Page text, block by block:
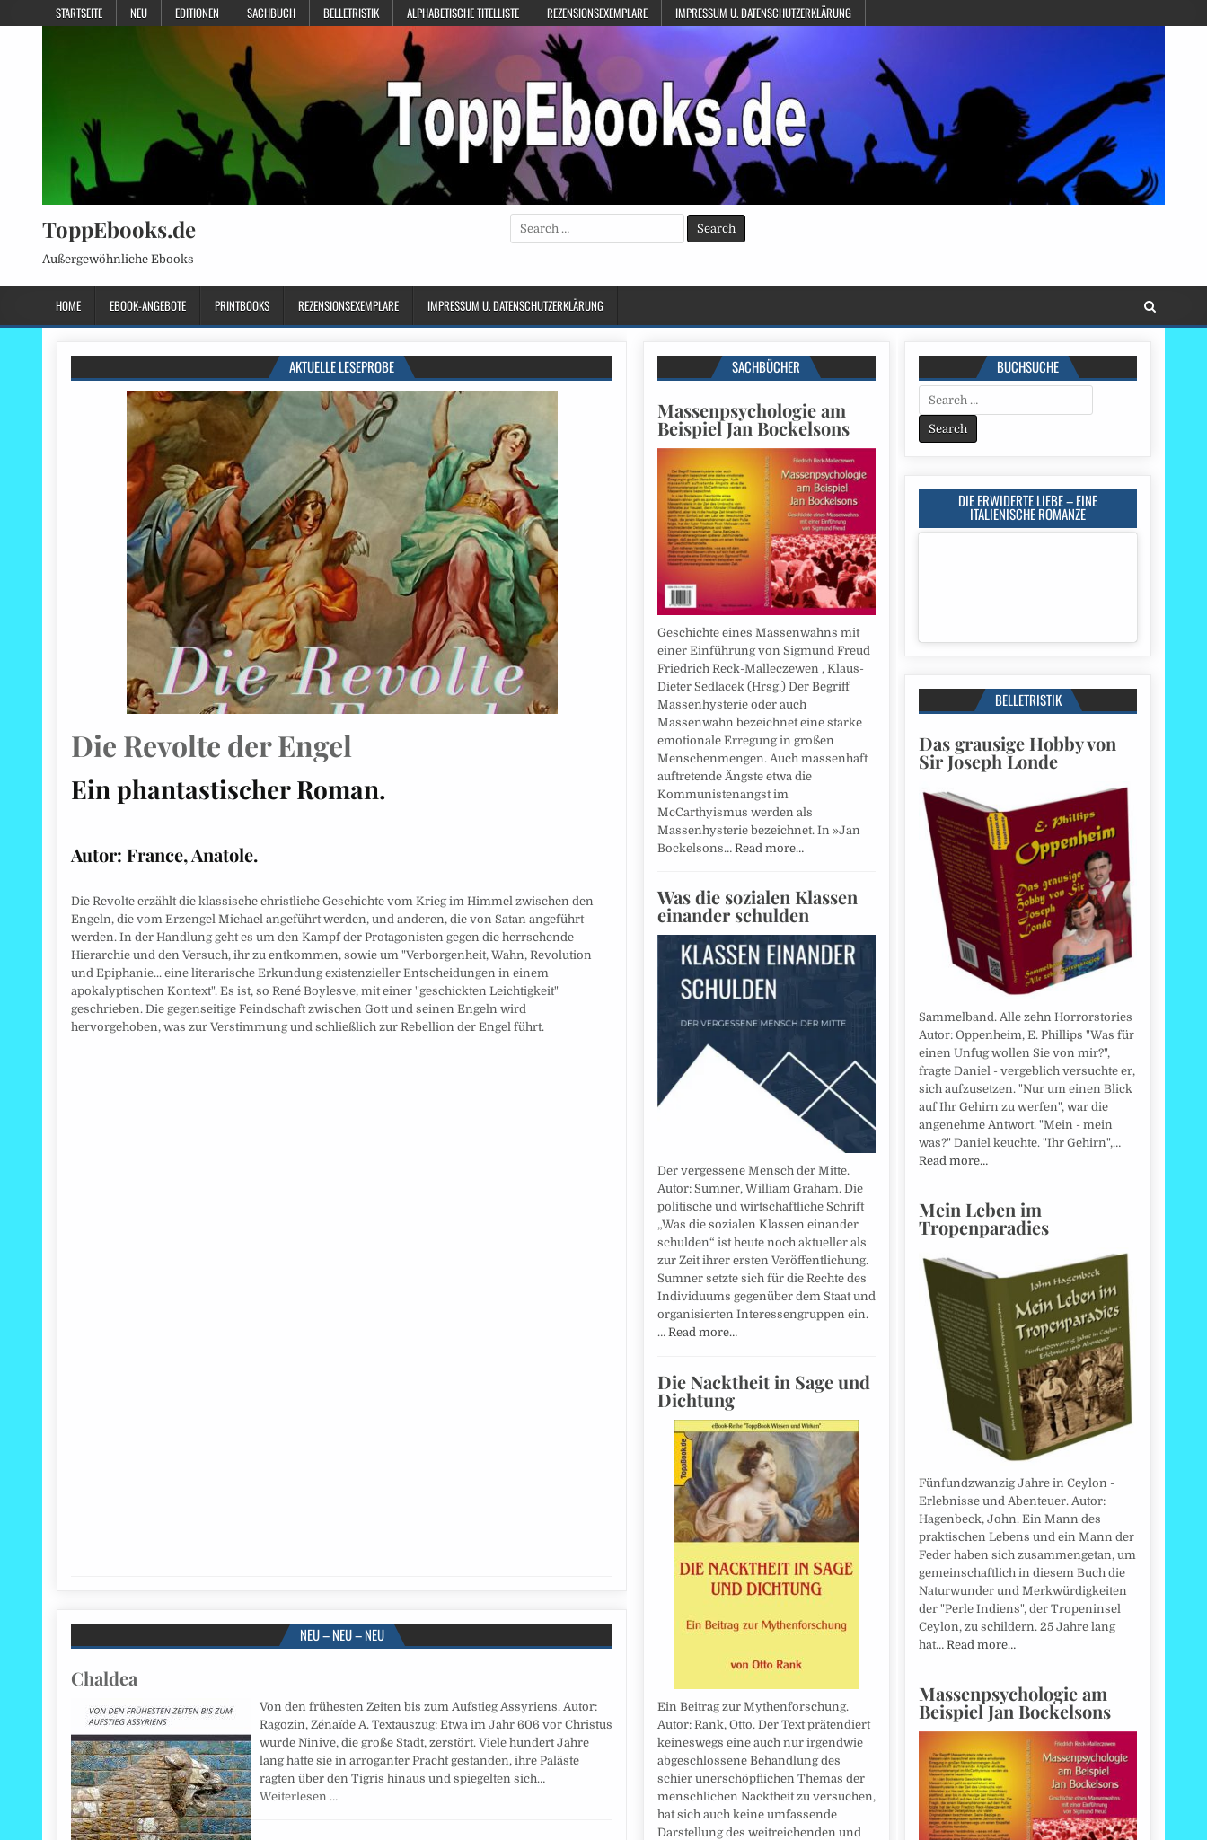
STARTSEITE NEU EDITIONEN SACHBUCH BELLETRISTIK ALPHABETISCHE TITELLISTE REZENSIONSEXEMPLARE IMPRESSUM U. DATENSCHUTZERKLÄRUNG
ToppEbooks.de
Außergewöhnliche Ebooks
Search
for:
HOME EBOOK-ANGEBOTE PRINTBOOKS REZENSIONSEXEMPLARE IMPRESSUM U. DATENSCHUTZERKLÄRUNG
AKTUELLE LESEPROBE
Die Revolte der Engel
Ein phantastischer Roman.
Autor: France, Anatole.
Die Revolte erzählt die klassische christliche Geschichte vom Krieg im Himmel zwischen den
Engeln, die vom Erzengel Michael angeführt werden, und anderen, die von Satan angeführt
werden. In der Handlung geht es um den Kampf der Protagonisten gegen die herrschende
Hierarchie und den Versuch, ihr zu entkommen, sowie um "Verborgenheit, Wahn, Revolution
und Epiphanie... eine literarische Erkundung existenzieller Entscheidungen in einem
apokalyptischen Kontext". Es ist, so René Boylesve, mit einer "geschickten Leichtigkeit"
geschrieben. Die gegenseitige Feindschaft zwischen Gott und seinen Engeln wird
hervorgehoben, was zur Verstimmung und schließlich zur Rebellion der Engel führt.
NEU – NEU – NEU
Chaldea
Von den frühesten Zeiten bis zum Aufstieg Assyriens. Autor:
Ragozin, Zénaïde A. Textauszug: Etwa im Jahr 606 vor Christus
wurde Ninive, die große Stadt, zerstört. Viele hundert Jahre
lang hatte sie in arroganter Pracht gestanden, ihre Paläste
ragten über den Tigris hinaus und spiegelten sich…
Weiterlesen …
SACHBÜCHER
Massenpsychologie am
Beispiel Jan Bockelsons
Geschichte eines Massenwahns mit
einer Einführung von Sigmund Freud
Friedrich Reck-Malleczewen , Klaus-
Dieter Sedlacek (Hrsg.) Der Begriff
Massenhysterie oder auch
Massenwahn bezeichnet eine starke
emotionale Erregung in großen
Menschenmengen. Auch massenhaft
auftretende Ängste etwa die
Kommunistenangst im
McCarthyismus werden als
Massenhysterie bezeichnet. In »Jan
Bockelsons… Read more…
Was die sozialen Klassen
einander schulden
Der vergessene Mensch der Mitte.
Autor: Sumner, William Graham. Die
politische und wirtschaftliche Schrift
„Was die sozialen Klassen einander
schulden“ ist heute noch aktueller als
zur Zeit ihrer ersten Veröffentlichung.
Sumner setzte sich für die Rechte des
Individuums gegenüber dem Staat und
organisierten Interessengruppen ein.
… Read more…
Die Nacktheit in Sage und
Dichtung
Ein Beitrag zur Mythenforschung.
Autor: Rank, Otto. Der Text prätendiert
keineswegs eine auch nur irgendwie
abgeschlossene Behandlung des
schier unerschöpflichen Themas der
menschlichen Nacktheit zu versuchen,
hat sich auch keine umfassende
Darstellung des weitreichenden und
BUCHSUCHE
Search
for:
DIE ERWIDERTE LIEBE – EINE
ITALIENISCHE ROMANZE
BELLETRISTIK
Das grausige Hobby von
Sir Joseph Londe
Sammelband. Alle zehn Horrorstories
Autor: Oppenheim, E. Phillips "Was für
einen Unfug wollen Sie von mir?",
fragte Daniel - vergeblich versuchte er,
sich aufzusetzen. "Nur um einen Blick
auf Ihr Gehirn zu werfen", war die
angenehme Antwort. "Mein - mein
was?" Daniel keuchte. "Ihr Gehirn",…
Read more…
Mein Leben im
Tropenparadies
Fünfundzwanzig Jahre in Ceylon -
Erlebnisse und Abenteuer. Autor:
Hagenbeck, John. Ein Mann des
praktischen Lebens und ein Mann der
Feder haben sich zusammengetan, um
gemeinschaftlich in diesem Buch die
Naturwunder und Merkwürdigkeiten
der "Perle Indiens", der Tropeninsel
Ceylon, zu schildern. 25 Jahre lang
hat… Read more…
Massenpsychologie am
Beispiel Jan Bockelsons